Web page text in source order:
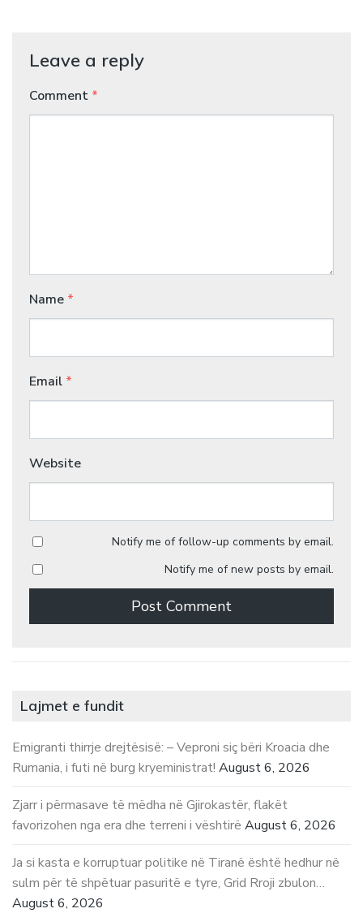
Leave a reply
Comment *
Name *
Email *
Website
Notify me of follow-up comments by email.
Notify me of new posts by email.
Lajmet e fundit
Emigranti thirrje drejtësisë: – Veproni siç bëri Kroacia dhe
Rumania, i futi në burg kryeministrat! August 6, 2026
Zjarr i përmasave të mëdha në Gjirokastër, flakët
favorizohen nga era dhe terreni i vështirë August 6, 2026
Ja si kasta e korruptuar politike në Tiranë është hedhur në
sulm për të shpëtuar pasuritë e tyre, Grid Rroji zbulon…
August 6, 2026